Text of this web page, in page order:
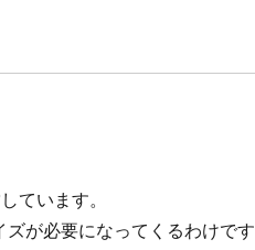
ています。
が必要になってくるわけです